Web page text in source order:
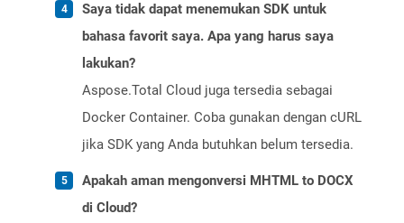
Saya tidak dapat menemukan SDK untuk
bahasa favorit saya. Apa yang harus saya
lakukan?
Aspose.Total Cloud juga tersedia sebagai
Docker Container. Coba gunakan dengan cURL
jika SDK yang Anda butuhkan belum tersedia.
Apakah aman mengonversi MHTML to DOCX
di Cloud?